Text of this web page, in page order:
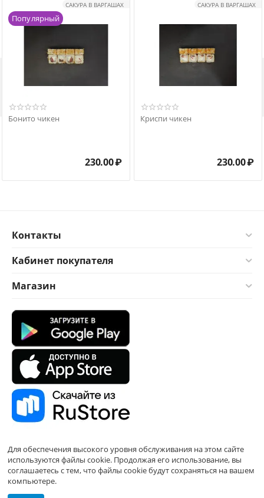
САКУРА В ВАРГАШАХ
Популярный
Бонито чикен
230.00₽
САКУРА В ВАРГАШАХ
Криспи чикен
230.00₽
Контакты
Кабинет покупателя
Магазин
Для обеспечения высокого уровня обслуживания на этом сайте
используются файлы cookie. Продолжая его использование, вы
соглашаетесь с тем, что файлы cookie будут сохраняться на вашем
компьютере.